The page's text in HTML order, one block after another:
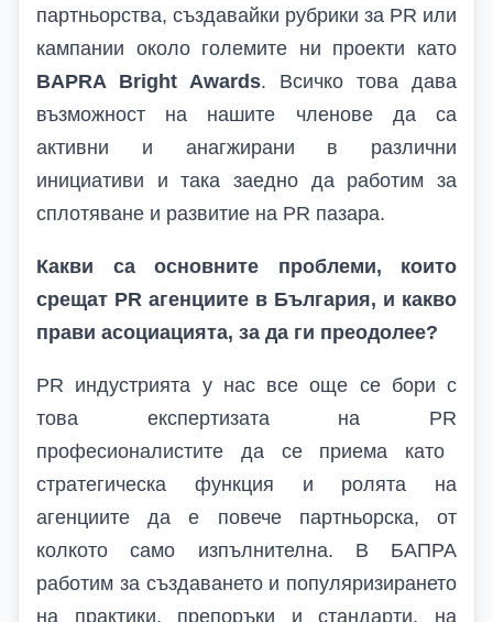
партньорства, създавайки рубрики за PR или
кампании около големите ни проекти като
BAPRA Bright Awards. Всичко това дава
възможност на нашите членове да са
активни и анагжирани в различни
инициативи и така заедно да работим за
сплотяване и развитие на PR пазара.
Какви са основните проблеми, които
срещат PR агенциите в България, и какво
прави асоциацията, за да ги преодолее?
PR индустрията у нас все още се бори с
това експертизата на PR
професионалистите да се приема като
стратегическа функция и ролята на
агенциите да е повече партньорска, от
колкото само изпълнителна. В БАПРА
работим за създаването и популяризирането
на практики, препоръки и стандарти, на